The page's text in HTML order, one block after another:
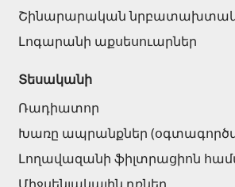
Շինարարական
Լոգարանի աքսեսուարներ
Տեսականի
Ռադիատոր
Խառը ապրանքներ
Լողավազանի ֆիլտրացիոն